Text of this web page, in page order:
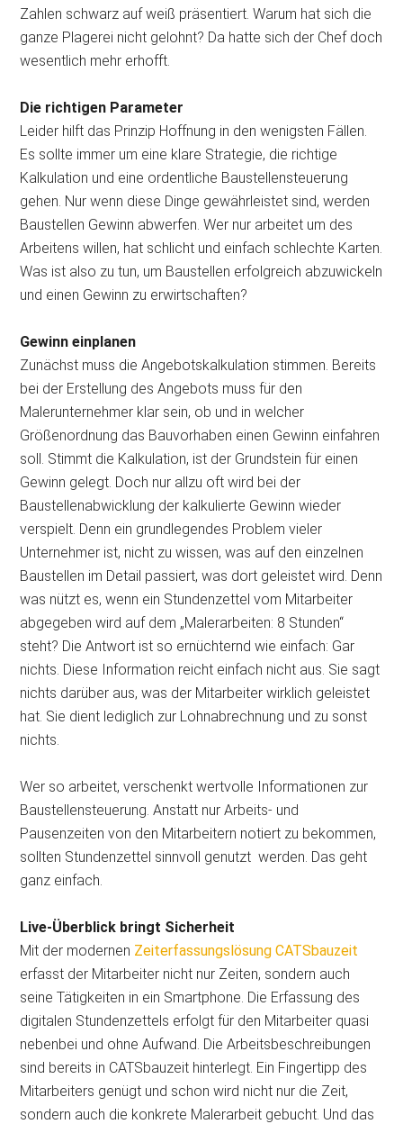
Zahlen schwarz auf weiß präsentiert. Warum hat sich die
ganze Plagerei nicht gelohnt? Da hatte sich der Chef doch
wesentlich mehr erhofft.
Die richtigen Parameter
Leider hilft das Prinzip Hoffnung in den wenigsten Fällen.
Es sollte immer um eine klare Strategie, die richtige
Kalkulation und eine ordentliche Baustellensteuerung
gehen. Nur wenn diese Dinge gewährleistet sind, werden
Baustellen Gewinn abwerfen. Wer nur arbeitet um des
Arbeitens willen, hat schlicht und einfach schlechte Karten.
Was ist also zu tun, um Baustellen erfolgreich abzuwickeln
und einen Gewinn zu erwirtschaften?
Gewinn einplanen
Zunächst muss die Angebotskalkulation stimmen. Bereits
bei der Erstellung des Angebots muss für den
Malerunternehmer klar sein, ob und in welcher
Größenordnung das Bauvorhaben einen Gewinn einfahren
soll. Stimmt die Kalkulation, ist der Grundstein für einen
Gewinn gelegt. Doch nur allzu oft wird bei der
Baustellenabwicklung der kalkulierte Gewinn wieder
verspielt. Denn ein grundlegendes Problem vieler
Unternehmer ist, nicht zu wissen, was auf den einzelnen
Baustellen im Detail passiert, was dort geleistet wird. Denn
was nützt es, wenn ein Stundenzettel vom Mitarbeiter
abgegeben wird auf dem „Malerarbeiten: 8 Stunden“
steht? Die Antwort ist so ernüchternd wie einfach: Gar
nichts. Diese Information reicht einfach nicht aus. Sie sagt
nichts darüber aus, was der Mitarbeiter wirklich geleistet
hat. Sie dient lediglich zur Lohnabrechnung und zu sonst
nichts.
Wer so arbeitet, verschenkt wertvolle Informationen zur
Baustellensteuerung. Anstatt nur Arbeits- und
Pausenzeiten von den Mitarbeitern notiert zu bekommen,
sollten Stundenzettel sinnvoll genutzt werden. Das geht
ganz einfach.
Live-Überblick bringt Sicherheit
Mit der modernen Zeiterfassungslösung CATSbauzeit
erfasst der Mitarbeiter nicht nur Zeiten, sondern auch
seine Tätigkeiten in ein Smartphone. Die Erfassung des
digitalen Stundenzettels erfolgt für den Mitarbeiter quasi
nebenbei und ohne Aufwand. Die Arbeitsbeschreibungen
sind bereits in CATSbauzeit hinterlegt. Ein Fingertipp des
Mitarbeiters genügt und schon wird nicht nur die Zeit,
sondern auch die konkrete Malerarbeit gebucht. Und das